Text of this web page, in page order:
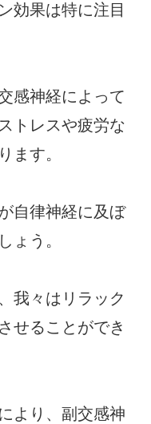
効果は特に注目
感神経によって
トレスや疲労な
ます。
自律神経に及ぼ
ょう。
我々はリラック
せることができ
より、副交感神